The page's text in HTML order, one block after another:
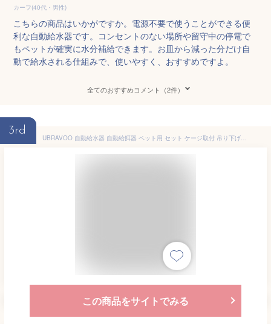
カーフ(40代・男性)
こちらの商品はいかがですか。電源不要で使うことができる便
利な自動給水器です。コンセントのない場所や留守中の停電で
もペットが確実に水分補給できます。お皿から減った分だけ自
動で給水される仕組みで、使いやすく、おすすめですよ。
全てのおすすめコメント（2件）
3rd
UBRAVOO 自動給水器 自動給餌器 ペット用 セット ケージ取付 吊り下げ式 大容量 電源不要 透明タンク 清潔簡単 簡単設置 清潔簡単 密閉 ロック 洗える ペット 犬 猫 ネコ うさぎ 多頭飼い 給水 水飲み器 水飲み グレー 2年保証
この商品をサイトでみる